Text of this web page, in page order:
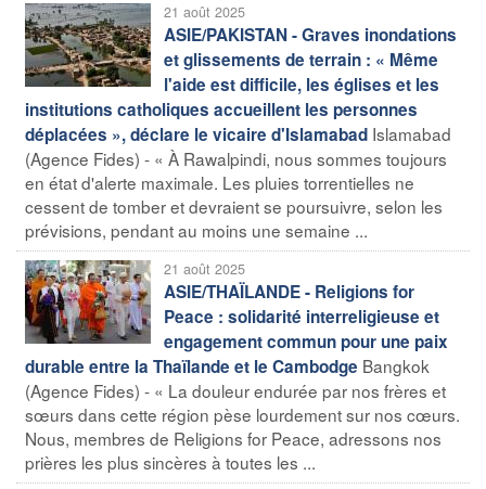
21 août 2025
ASIE/PAKISTAN - Graves inondations
et glissements de terrain : « Même
l'aide est difficile, les églises et les
institutions catholiques accueillent les personnes
déplacées », déclare le vicaire d'Islamabad Islamabad
(Agence Fides) - « À Rawalpindi, nous sommes toujours
en état d'alerte maximale. Les pluies torrentielles ne
cessent de tomber et devraient se poursuivre, selon les
prévisions, pendant au moins une semaine ...
21 août 2025
ASIE/THAÏLANDE - Religions for
Peace : solidarité interreligieuse et
engagement commun pour une paix
durable entre la Thaïlande et le Cambodge Bangkok
(Agence Fides) - « La douleur endurée par nos frères et
sœurs dans cette région pèse lourdement sur nos cœurs.
Nous, membres de Religions for Peace, adressons nos
prières les plus sincères à toutes les ...